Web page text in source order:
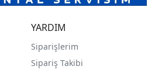
YARDIM
Siparişlerim
Sipariş Takibi